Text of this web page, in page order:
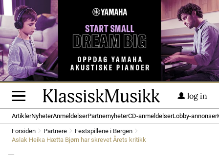
log in
ArtiklerNyheterAnmeldelserPartnernyheterCD-anmeldelserLobby-annonser
Forsiden Partnere
Festspillene i Bergen
Aslak Heika Hætta Bjørn har skrevet Årets kritikk